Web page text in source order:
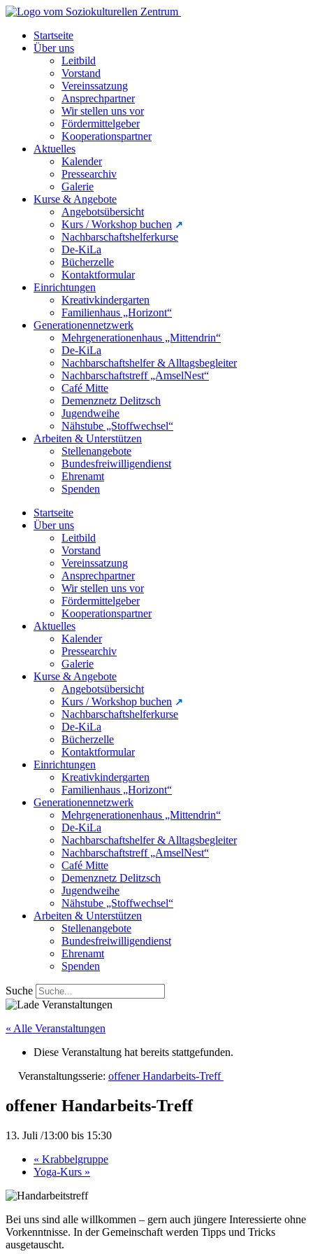
Startseite
Über uns
Leitbild
Vorstand
Vereinssatzung
Ansprechpartner
Wir stellen uns vor
Fördermittelgeber
Kooperationspartner
Aktuelles
Kalender
Pressearchiv
Galerie
Kurse & Angebote
Angebotsübersicht
Kurs / Workshop buchen
Nachbarschaftshelferkurse
De-KiLa
Bücherzelle
Kontaktformular
Einrichtungen
Kreativkindergarten
Familienhaus „Horizont“
Generationennetzwerk
Mehrgenerationenhaus „Mittendrin“
De-KiLa
Nachbarschaftshelfer & Alltagsbegleiter
Nachbarschaftstreff „AmselNest“
Café Mitte
Demenznetz Delitzsch
Jugendweihe
Nähstube „Stoffwechsel“
Arbeiten & Unterstützen
Stellenangebote
Bundesfreiwilligendienst
Ehrenamt
Spenden
Startseite
Über uns
Leitbild
Vorstand
Vereinssatzung
Ansprechpartner
Wir stellen uns vor
Fördermittelgeber
Kooperationspartner
Aktuelles
Kalender
Pressearchiv
Galerie
Kurse & Angebote
Angebotsübersicht
Kurs / Workshop buchen
Nachbarschaftshelferkurse
De-KiLa
Bücherzelle
Kontaktformular
Einrichtungen
Kreativkindergarten
Familienhaus „Horizont“
Generationennetzwerk
Mehrgenerationenhaus „Mittendrin“
De-KiLa
Nachbarschaftshelfer & Alltagsbegleiter
Nachbarschaftstreff „AmselNest“
Café Mitte
Demenznetz Delitzsch
Jugendweihe
Nähstube „Stoffwechsel“
Arbeiten & Unterstützen
Stellenangebote
Bundesfreiwilligendienst
Ehrenamt
Spenden
Suche
« Alle Veranstaltungen
Diese Veranstaltung hat bereits stattgefunden.
Veranstaltungsserie: offener Handarbeits-Treff
offener Handarbeits-Treff
13. Juli /13:00 bis 15:30
« Krabbelgruppe
Yoga-Kurs »
Bei uns sind alle willkommen – gern auch jüngere Interessierte ohne
Vorkenntnisse. In der Gemeinschaft werden Tipps und Tricks
ausgetauscht.